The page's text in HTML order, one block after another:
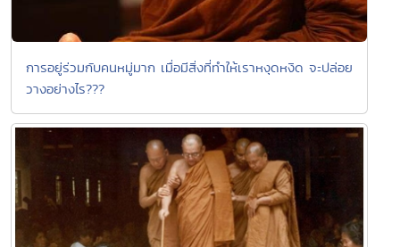
การอยู่ร่วมกับคนหมู่มาก เมื่อมีสิ่งที่ทำให้เราหงุดหงิด จะปล่อย
วางอย่างไร???